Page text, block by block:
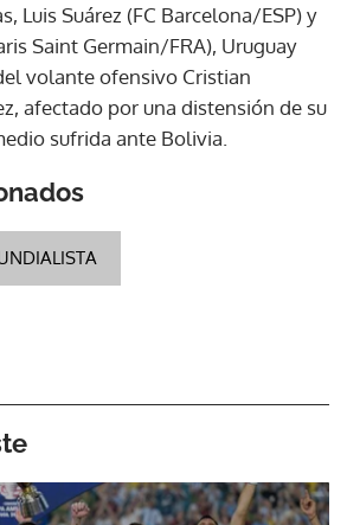
Luis Suárez (FC Barcelona/ESP) y
Saint Germain/FRA), Uruguay
volante ofensivo Cristian
afectado por una distensión de su
sufrida ante Bolivia.